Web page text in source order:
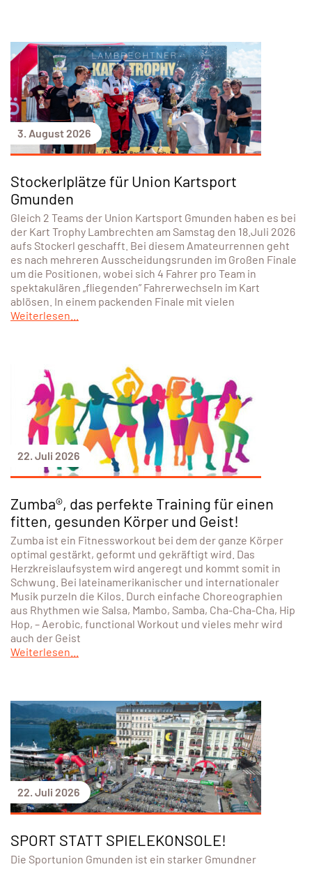
3. August 2026
Stockerlplätze für Union Kartsport
Gmunden
Gleich 2 Teams der Union Kartsport Gmunden haben es bei
der Kart Trophy Lambrechten am Samstag den 18.Juli 2026
aufs Stockerl geschafft. Bei diesem Amateurrennen geht
es nach mehreren Ausscheidungsrunden im Großen Finale
um die Positionen, wobei sich 4 Fahrer pro Team in
spektakulären „fliegenden” Fahrerwechseln im Kart
ablösen. In einem packenden Finale mit vielen
Weiterlesen...
22. Juli 2026
Zumba®, das perfekte Training für einen
fitten, gesunden Körper und Geist!
Zumba ist ein Fitnessworkout bei dem der ganze Körper
optimal gestärkt, geformt und gekräftigt wird. Das
Herzkreislaufsystem wird angeregt und kommt somit in
Schwung. Bei lateinamerikanischer und internationaler
Musik purzeln die Kilos. Durch einfache Choreographien
aus Rhythmen wie Salsa, Mambo, Samba, Cha-Cha-Cha, Hip
Hop, – Aerobic, functional Workout und vieles mehr wird
auch der Geist
Weiterlesen...
22. Juli 2026
SPORT STATT SPIELEKONSOLE!
Die Sportunion Gmunden ist ein starker Gmundner